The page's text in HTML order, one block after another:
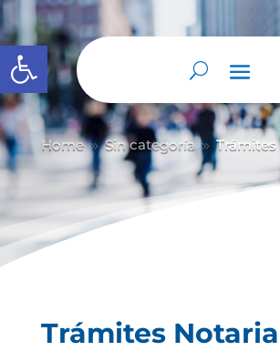
Abrir barra de herramientas
Home 9 Sin categoría 9
Trámites